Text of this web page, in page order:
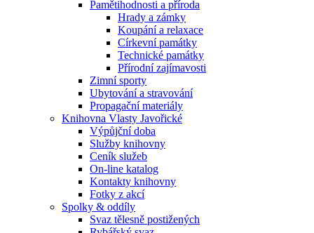
Pamětihodnosti a příroda
Hrady a zámky
Koupání a relaxace
Církevní památky
Technické památky
Přírodní zajímavosti
Zimní sporty
Ubytování a stravování
Propagační materiály
Knihovna Vlasty Javořické
Výpůjční doba
Služby knihovny
Ceník služeb
On-line katalog
Kontakty knihovny
Fotky z akcí
Spolky & oddíly
Svaz tělesně postižených